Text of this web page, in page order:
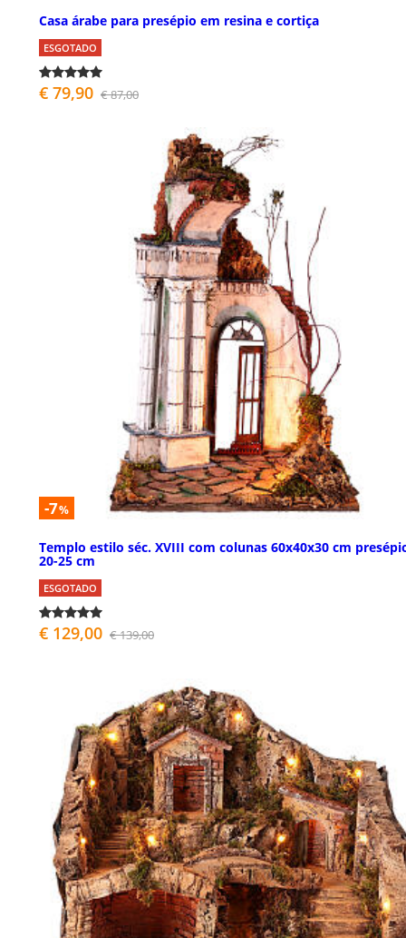
Casa árabe para presépio em resina e cortiça
ESGOTADO
€ 79,90 € 87,00
-7%
Templo estilo séc. XVIII com colunas 60x40x30 cm
20-25 cm
ESGOTADO
€ 129,00 € 139,00